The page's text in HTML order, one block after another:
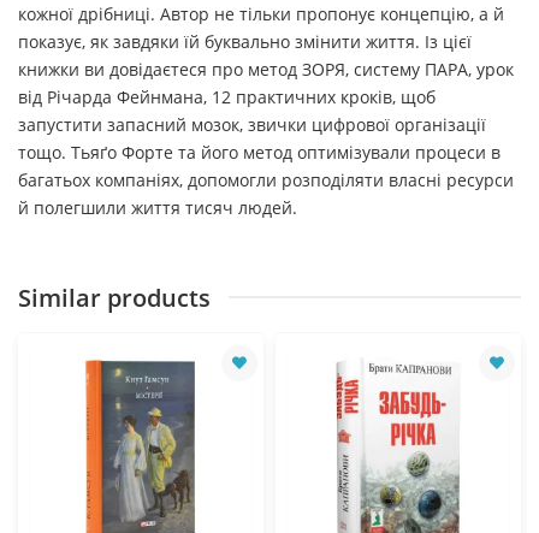
кожної дрібниці. Автор не тільки пропонує концепцію, а й
показує, як завдяки їй буквально змінити життя. Із цієї
книжки ви довідаєтеся про метод ЗОРЯ, систему ПАРА, урок
від Річарда Фейнмана, 12 практичних кроків, щоб
запустити запасний мозок, звички цифрової організації
тощо. Тьяґо Форте та його метод оптимізували процеси в
багатьох компаніях, допомогли розподіляти власні ресурси
й полегшили життя тисяч людей.
Similar products